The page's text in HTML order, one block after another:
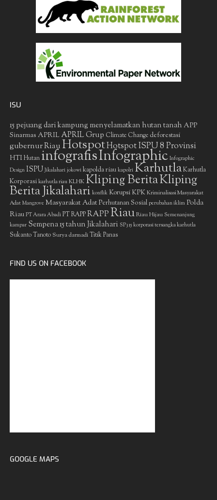
ISU
15 pejuang dari kampung menyelamatkan hutan tanah APP
Sinarmas APRIL APRIL Grup Climate Change deforestasi
gubernur RiauHotspotHotspot ISPU 8 Provinsi
HTIHutan infografisInfographic Infographic
Design ISPU Jikalahari jokowi kapolda riau kapolri KarhutlaKarhutla
Korporasikarhutla riauKLHKKliping BeritaKliping
Berita Jikalahari konflik Korupsi KPKKriminalisasi Masyarakat
Adat Mangrove Masyarakat AdatPerhutanan Sosial perubahan iklim Polda
Riau PT Arara Abadi PT RAPPRAPPRiauRiau Hijau Semenanjung
kampar Sempena 15 tahun Jikalahari SP3 15 korporasi tersangka karhutla
Sukanto Tanoto Surya darmadiTitik Panas
FIND US ON FACEBOOK
GOOGLE MAPS